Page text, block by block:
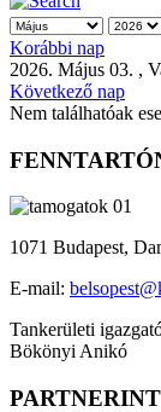
Korábbi nap
2026. Május 03. ,
Következő nap
Nem találhatóak
1071 Budapest,
E-mail:
Tankerületi
Bökönyi Anikó